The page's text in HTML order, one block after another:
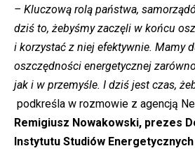
– Kluczową rolą państwa,
dziś to, żebyśmy zaczęli w końcu
i korzystać z niej efektywnie. Mamy
oszczędności energetycznej
jak i w przemyśle. I dziś jest czas,
podkreśla w rozmowie z agencją
Remigiusz Nowakowski, prezes
Instytutu Studiów Energetycznych